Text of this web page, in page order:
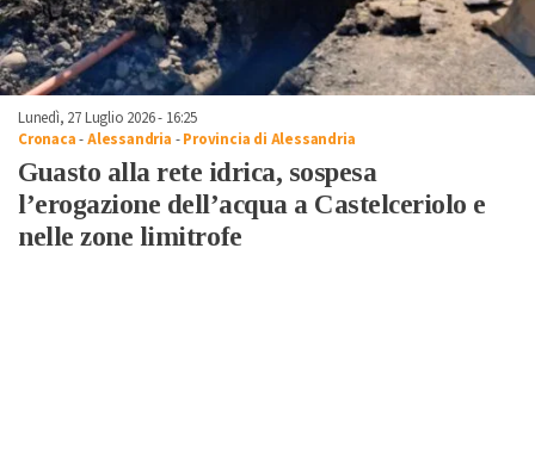
Lunedì, 27 Luglio 2026 - 16:25
Cronaca-Alessandria -Provincia di Alessandria
Guasto alla rete idrica, sospesa
l’erogazione dell’acqua a Castelceriolo e
nelle zone limitrofe